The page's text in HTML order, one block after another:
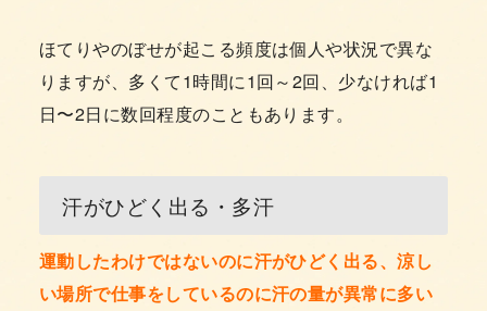
ほてりやのぼせが起こる頻度は個人や状況で異な
りますが、多くて1時間に1回～2回、少なければ1
日〜2日に数回程度のこともあります。
汗がひどく出る・多汗
運動したわけではないのに汗がひどく出る、涼し
い場所で仕事をしているのに汗の量が異常に多い